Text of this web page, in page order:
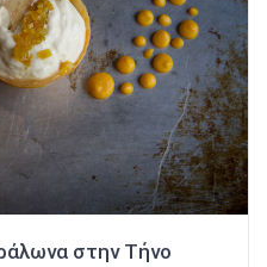
στην Τήνο